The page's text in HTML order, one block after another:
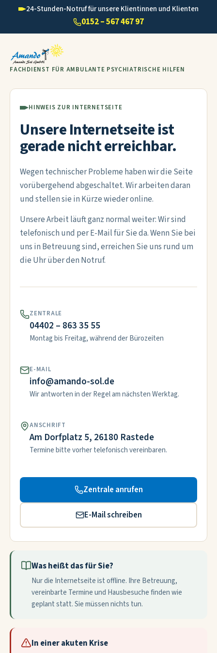
24-Stunden-Notruf für unsere Klientinnen und Klienten
0152 – 567 467 97
FACHDIENST FÜR AMBULANTE PSYCHIATRISCHE HILFEN
HINWEIS ZUR INTERNETSEITE
Unsere Internetseite ist
gerade nicht erreichbar.
Wegen technischer Probleme haben wir die Seite
vorübergehend abgeschaltet. Wir arbeiten daran
und stellen sie in Kürze wieder online.
Unsere Arbeit läuft ganz normal weiter: Wir sind
telefonisch und per E-Mail für Sie da. Wenn Sie bei
uns in Betreuung sind, erreichen Sie uns rund um
die Uhr über den Notruf.
ZENTRALE
04402 – 863 35 55
Montag bis Freitag, während der Bürozeiten
E-MAIL
info@amando-sol.de
Wir antworten in der Regel am nächsten Werktag.
ANSCHRIFT
Am Dorfplatz 5, 26180 Rastede
Termine bitte vorher telefonisch vereinbaren.
Zentrale anrufen
E-Mail schreiben
Was heißt das für Sie?
Nur die Internetseite ist offline. Ihre Betreuung,
vereinbarte Termine und Hausbesuche finden wie
geplant statt. Sie müssen nichts tun.
In einer akuten Krise